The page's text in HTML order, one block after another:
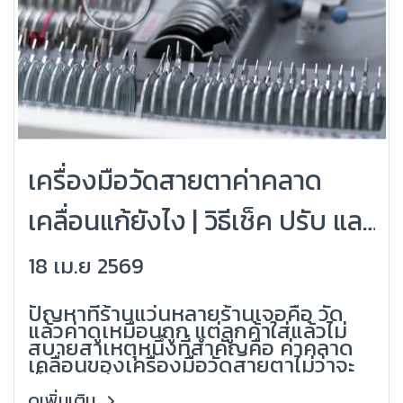
เครื่องมือวัดสายตาค่าคลาด
เคลื่อนแก้ยังไง | วิธีเช็ค ปรับ และ
ป้องกันให้แม่นยำ
(Grandlondon Optical)
18 เม.ย 2569
ปัญหาที่ร้านแว่นหลายร้านเจอคือ วัด
แล้วค่าดูเหมือนถูก แต่ลูกค้าใส่แล้วไม่
สบายสาเหตุหนึ่งที่สำคัญคือ ค่าคลาด
เคลื่อนของเครื่องมือวัดสายตาไม่ว่าจะ
เป็นคอมวัดสายตา (Auto